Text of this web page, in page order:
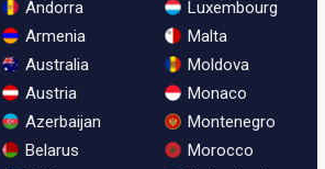
Andorra
Armenia
Australia
Austria
Azerbaijan
Belarus
Luxembourg
Malta
Moldova
Monaco
Montenegro
Morocco